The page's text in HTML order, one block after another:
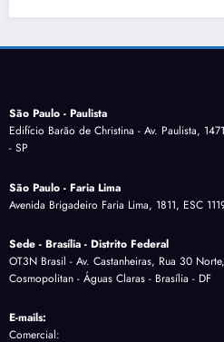
São Paulo - Paulista
Edifício Barão de Christina - Av. Paulista,
- SP
São Paulo - Faria Lima
Avenida Brigadeiro Faria Lima, 1811, ESC
Sede - Brasília - Distrito Federal
OT3N Brasil - Av. Castanheiras, Rua 30
Cosmopolitan - Águas Claras - Brasília - DF
E-mails:
Comercial: